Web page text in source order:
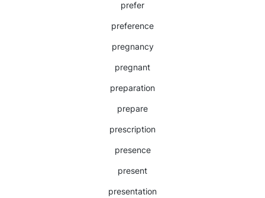
prefer
preference
pregnancy
pregnant
preparation
prepare
prescription
presence
present
presentation